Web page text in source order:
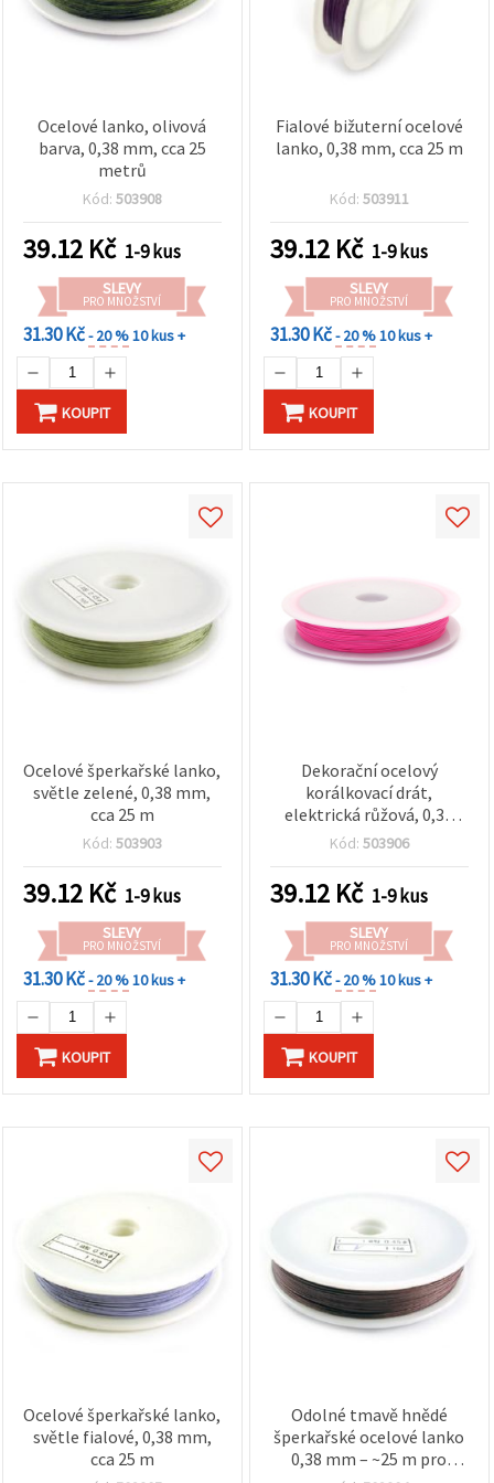
Ocelové lanko, olivová
barva, 0,38 mm, cca 25
metrů
Kód: 503908
39.12 Kč 1-9 kus
SLEVY
PRO MNOŽSTVÍ
31.30 Kč- 20 %10 kus +
KOUPIT
Fialové bižuterní ocelové
lanko, 0,38 mm, cca 25 m
Kód: 503911
39.12 Kč 1-9 kus
SLEVY
PRO MNOŽSTVÍ
31.30 Kč- 20 %10 kus +
KOUPIT
Ocelové šperkařské lanko,
světle zelené, 0,38 mm,
cca 25 m
Kód: 503903
39.12 Kč 1-9 kus
SLEVY
PRO MNOŽSTVÍ
31.30 Kč- 20 %10 kus +
KOUPIT
Dekorační ocelový
korálkovací drát,
elektrická růžová, 0,38
mm, cca 25 m (cívka)
Kód: 503906
39.12 Kč 1-9 kus
SLEVY
PRO MNOŽSTVÍ
31.30 Kč- 20 %10 kus +
KOUPIT
Ocelové šperkařské lanko,
světle fialové, 0,38 mm,
cca 25 m
Odolné tmavě hnědé
šperkařské ocelové lanko
0,38 mm – ~25 m pro